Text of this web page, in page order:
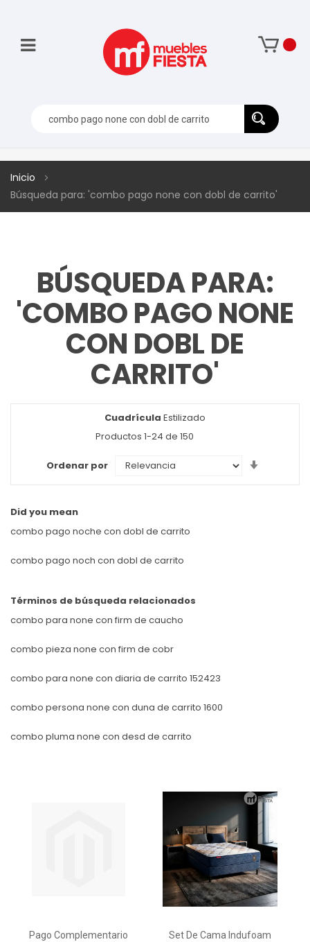
Inicio
Búsqueda para: 'combo pago none con dobl de carrito'
BÚSQUEDA PARA:
'COMBO PAGO NONE
CON DOBL DE
CARRITO'
Ver
como
Cuadrícula Estilizado
Productos 1-24 de 150
Ordenar por
Did you mean
combo pago noche con dobl de carrito
combo pago noch con dobl de carrito
Términos de búsqueda relacionados
combo para none con firm de caucho
combo pieza none con firm de cobr
combo para none con diaria de carrito 152423
combo persona none con duna de carrito 1600
combo pluma none con desd de carrito
Pago Complementario
Set De Cama Indufoam